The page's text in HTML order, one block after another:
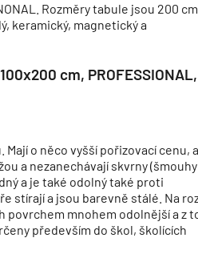
Rozměry tabule jsou 200
keramický, magnetický a
cm, PROFESSIONAL,
o něco vyšší pořizovací cenu,
a nezanechávají skvrny
a je také odolný také proti
stírají a jsou barevně stálé. Na
povrchem mnohem odolnější a z
především do škol, školících